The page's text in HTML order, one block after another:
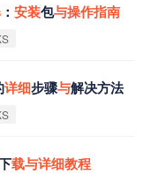
： 安装包与操作指南
详细步骤与解决方法
载与详细教程